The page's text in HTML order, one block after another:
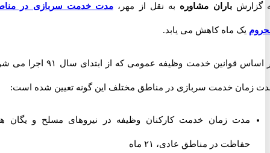
باران مشاورهبه نقل از مهر،مدت خدمت سربازی در مناطق
یک ماه کاهش می یابد.
بر اساس قوانین خدمت وظیفه عمومی که از ابتدای سال ۹۱ اجرا می شود،
خدمت سربازی در مناطق مختلف این گونه تعیین شده است:
مدت زمان خدمت کارکنان وظیفه در نیروهای مسلح و یگان های
حفاظت در مناطق عادی، ۲۱ ماه